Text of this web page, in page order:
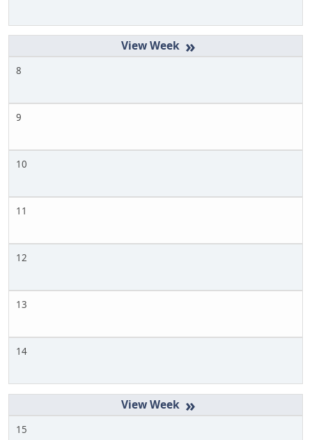
»
8
9
10
11
12
13
14
»
15